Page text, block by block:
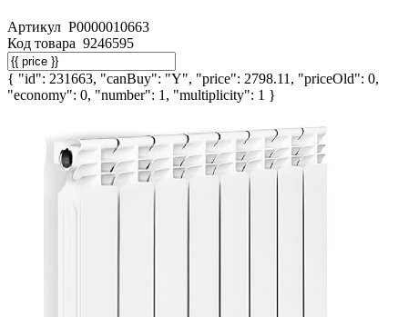
Артикул Р0000010663
Код товара 9246595
{ "id": 231663, "canBuy": "Y", "price": 2798.11, "priceOld": 0,
"economy": 0, "number": 1, "multiplicity": 1 }